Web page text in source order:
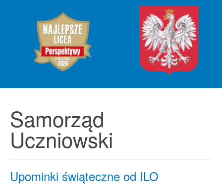
Samorząd
Uczniowski
Upominki świąteczne od ILO